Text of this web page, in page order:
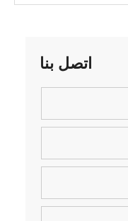
اتصل بنا